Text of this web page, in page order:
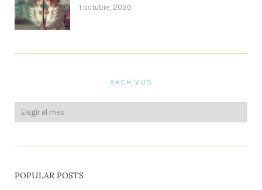
1 octubre, 2020
ARCHIVOS
POPULAR POSTS